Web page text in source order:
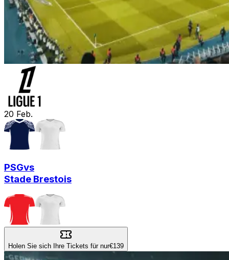
20 Feb.
PSGvs
Stade Brestois
Holen Sie sich Ihre Tickets für nur€139